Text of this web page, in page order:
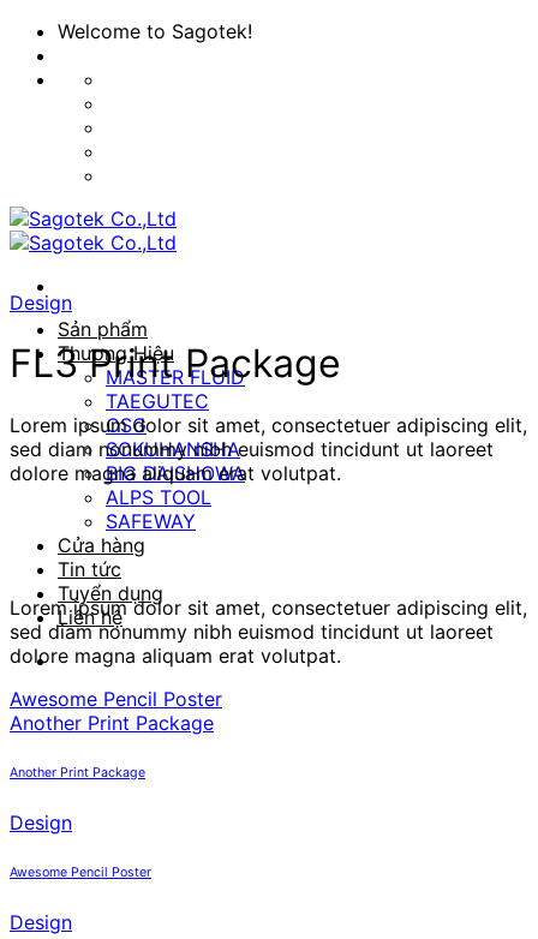
qua
Welcome to Sagotek!
Sản phẩm
Thương Hiệu
MASTER FLUID
TAEGUTEC
OSG
SOKUHANSHA
BIG DAISHOWA
ALPS TOOL
SAFEWAY
Cửa hàng
Tin tức
Tuyển dụng
Liên hệ
Design
FL3 Print Package
Lorem ipsum dolor sit amet, consectetuer adipiscing elit,
sed diam nonummy nibh euismod tincidunt ut laoreet
dolore magna aliquam erat volutpat.
Lorem ipsum dolor sit amet, consectetuer adipiscing elit,
sed diam nonummy nibh euismod tincidunt ut laoreet
dolore magna aliquam erat volutpat.
Awesome Pencil Poster
Another Print Package
Another Print Package
Design
Awesome Pencil Poster
Design